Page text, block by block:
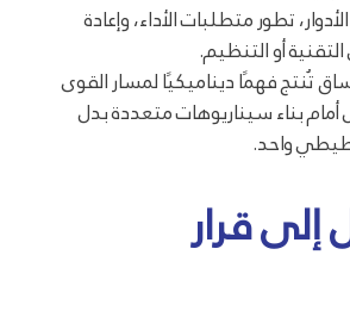
تطور متطلبات الأداء، وإعادة
أو التنظيم.
تُنتج فهمًا ديناميكيًا لمسار القوى
أمام بناء سيناريوهات متعددة بدل
واحد.
إلى قرار